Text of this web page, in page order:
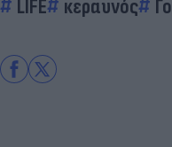
LIFE κεραυνός